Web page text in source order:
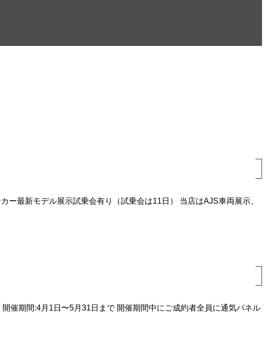
最新モデル展示試乗会有り（試乗会は11日） 当店はAJS車両展示、
催期間:4月1日〜5月31日まで 開催期間中にご成約者全員に通気パネル